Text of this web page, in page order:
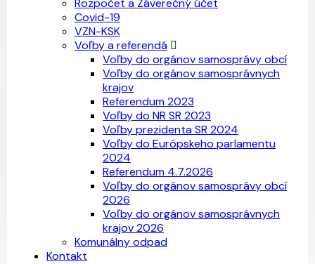
Rozpočet a Záverečný účet
Covid-19
VZN-KSK
Voľby a referendá
Voľby do orgánov samosprávy obcí
Voľby do orgánov samosprávnych
krajov
Referendum 2023
Voľby do NR SR 2023
Voľby prezidenta SR 2024
Voľby do Európskeho parlamentu
2024
Referendum 4.7.2026
Voľby do orgánov samosprávy obcí
2026
Voľby do orgánov samosprávnych
krajov 2026
Komunálny odpad
Kontakt